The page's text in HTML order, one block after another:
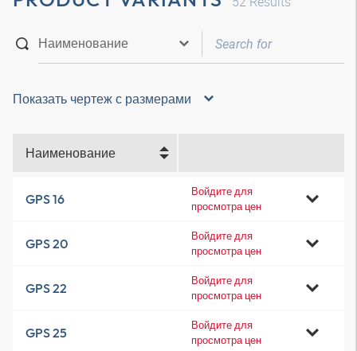
Показать чертеж с размерами
Наименование
GPS 16
Войдите для
просмотра цен
GPS 20
Войдите для
просмотра цен
GPS 22
Войдите для
просмотра цен
GPS 25
Войдите для
просмотра цен